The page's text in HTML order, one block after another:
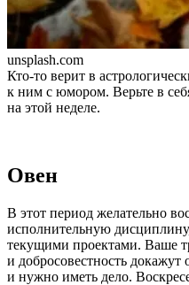
unsplash.com
Кто-то верит в
к ним с юмором. Верьте в
на этой неделе.
Овен
В этот период желательно
исполнительную
текущими проектами. Ваше
и добросовестность
и нужно иметь дело.